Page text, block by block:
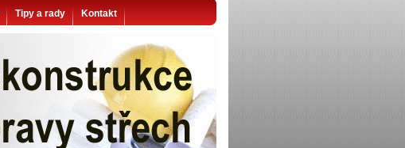
Tipy a rady Kontakt